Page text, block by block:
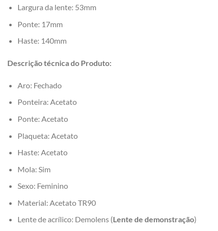
Largura da lente: 53mm
Ponte: 17mm
Haste: 140mm
Descrição técnica do Produto:
Aro: Fechado
Ponteira: Acetato
Ponte: Acetato
Plaqueta: Acetato
Haste: Acetato
Mola: Sim
Sexo: Feminino
Material: Acetato TR90
Lente de acrílico: Demolens (Lente de demonstração)